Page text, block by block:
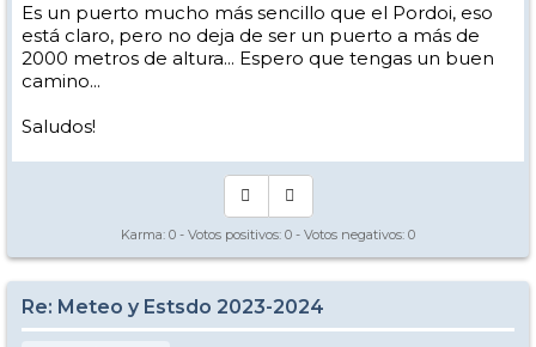
Es un puerto mucho más sencillo que el Pordoi, eso
está claro, pero no deja de ser un puerto a más de
2000 metros de altura... Espero que tengas un buen
camino...
Saludos!
Karma: 0 - Votos positivos: 0 - Votos negativos: 0
Re: Meteo y Estsdo 2023-2024